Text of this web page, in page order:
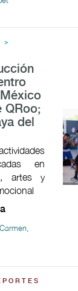
>
QRoo;
del
en
artes y